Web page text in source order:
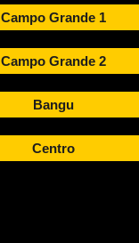
Campo Grande 1
Campo Grande 2
Bangu
Centro